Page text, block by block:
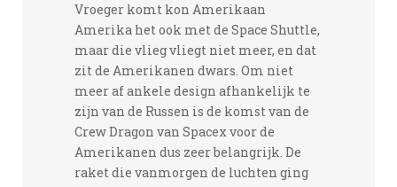
Vroeger komt kon Amerikaan
Amerika het ook met de Space Shuttle,
maar die vlieg vliegt niet meer, en dat
zit de Amerikanen dwars. Om niet
meer af ankele design afhankelijk te
zijn van de Russen is de komst van de
Crew Dragon van Spacex voor de
Amerikanen dus zeer belangrijk. De
raket die vanmorgen de luchten ging